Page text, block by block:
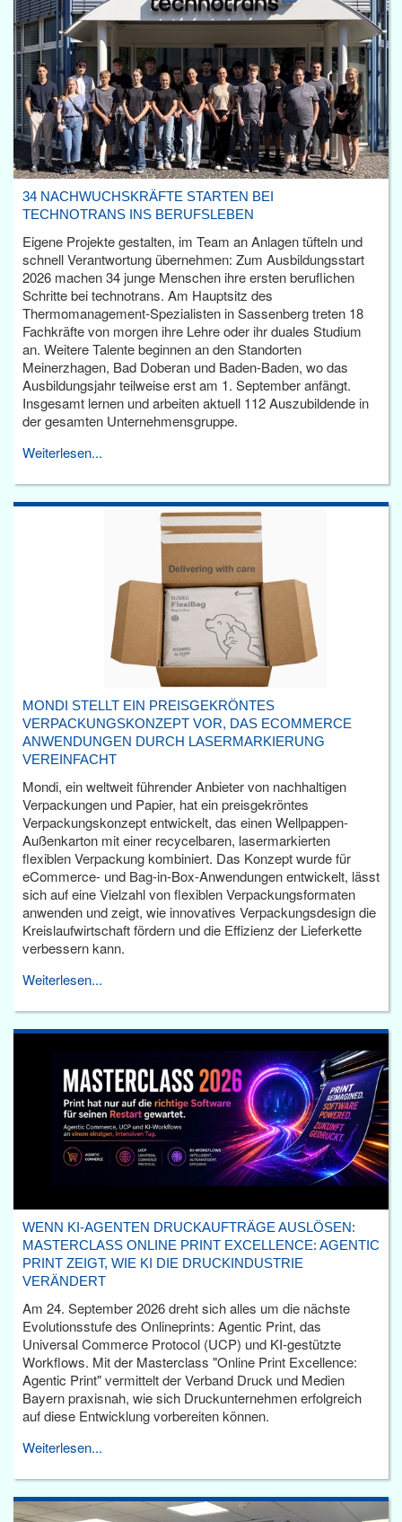
34 NACHWUCHSKRÄFTE STARTEN BEI
TECHNOTRANS INS BERUFSLEBEN
Eigene Projekte gestalten, im Team an Anlagen tüfteln und
schnell Verantwortung übernehmen: Zum Ausbildungsstart
2026 machen 34 junge Menschen ihre ersten beruflichen
Schritte bei technotrans. Am Hauptsitz des
Thermomanagement-Spezialisten in Sassenberg treten 18
Fachkräfte von morgen ihre Lehre oder ihr duales Studium
an. Weitere Talente beginnen an den Standorten
Meinerzhagen, Bad Doberan und Baden-Baden, wo das
Ausbildungsjahr teilweise erst am 1. September anfängt.
Insgesamt lernen und arbeiten aktuell 112 Auszubildende in
der gesamten Unternehmensgruppe.
Weiterlesen...
MONDI STELLT EIN PREISGEKRÖNTES
VERPACKUNGSKONZEPT VOR, DAS ECOMMERCE
ANWENDUNGEN DURCH LASERMARKIERUNG
VEREINFACHT
Mondi, ein weltweit führender Anbieter von nachhaltigen
Verpackungen und Papier, hat ein preisgekröntes
Verpackungskonzept entwickelt, das einen Wellpappen-
Außenkarton mit einer recycelbaren, lasermarkierten
flexiblen Verpackung kombiniert. Das Konzept wurde für
eCommerce- und Bag-in-Box-Anwendungen entwickelt, lässt
sich auf eine Vielzahl von flexiblen Verpackungsformaten
anwenden und zeigt, wie innovatives Verpackungsdesign die
Kreislaufwirtschaft fördern und die Effizienz der Lieferkette
verbessern kann.
Weiterlesen...
WENN KI-AGENTEN DRUCKAUFTRÄGE AUSLÖSEN:
MASTERCLASS ONLINE PRINT EXCELLENCE: AGENTIC
PRINT ZEIGT, WIE KI DIE DRUCKINDUSTRIE
VERÄNDERT
Am 24. September 2026 dreht sich alles um die nächste
Evolutionsstufe des Onlineprints: Agentic Print, das
Universal Commerce Protocol (UCP) und KI-gestützte
Workflows. Mit der Masterclass "Online Print Excellence:
Agentic Print" vermittelt der Verband Druck und Medien
Bayern praxisnah, wie sich Druckunternehmen erfolgreich
auf diese Entwicklung vorbereiten können.
Weiterlesen...